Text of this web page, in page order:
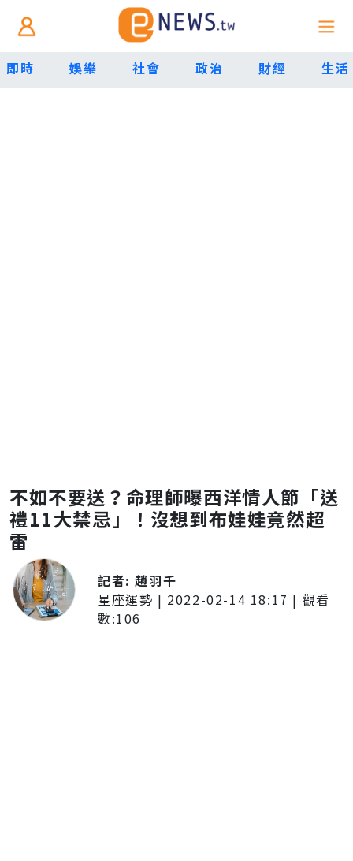
即時 娛樂 社會 政治 財經 生活
不如不要送？命理師曝西洋情人節「送
禮11大禁忌」！沒想到布娃娃竟然超
雷
記者:趙羽千
星座運勢 | 2022-02-14 18:17 | 觀看
數:106